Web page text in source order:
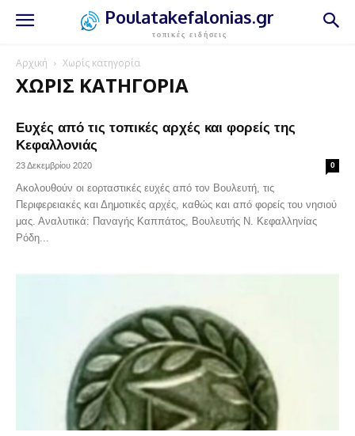
Poulatakefalonias.gr
τοπικές ειδήσεις
Αρχική Χωρίς κατηγορία
ΧΩΡΊΣ ΚΑΤΗΓΟΡΊΑ
Ευχές από τις τοπικές αρχές και φορείς της
Κεφαλλονιάς
23 Δεκεμβρίου 2020 0
Ακολουθούν οι εορταστικές ευχές από τον Βουλευτή, τις
Περιφερειακές και Δημοτικές αρχές, καθώς και από φορείς του νησιού
μας. Αναλυτικά: Παναγής Καππάτος, Βουλευτής Ν. Κεφαλληνίας
Ρόδη...